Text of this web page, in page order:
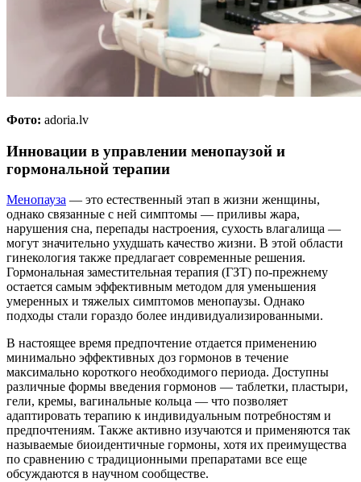
Фото: adoria.lv
Инновации в управлении менопаузой и
гормональной терапии
Менопауза — это естественный этап в жизни женщины,
однако связанные с ней симптомы — приливы жара,
нарушения сна, перепады настроения, сухость влагалища —
могут значительно ухудшать качество жизни. В этой области
гинекология также предлагает современные решения.
Гормональная заместительная терапия (ГЗТ) по-прежнему
остается самым эффективным методом для уменьшения
умеренных и тяжелых симптомов менопаузы. Однако
подходы стали гораздо более индивидуализированными.
В настоящее время предпочтение отдается применению
минимально эффективных доз гормонов в течение
максимально короткого необходимого периода. Доступны
различные формы введения гормонов — таблетки, пластыри,
гели, кремы, вагинальные кольца — что позволяет
адаптировать терапию к индивидуальным потребностям и
предпочтениям. Также активно изучаются и применяются так
называемые биоидентичные гормоны, хотя их преимущества
по сравнению с традиционными препаратами все еще
обсуждаются в научном сообществе.